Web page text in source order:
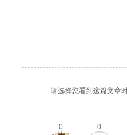
请选择您看到这篇文章
0 0